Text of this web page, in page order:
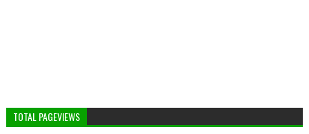
TOTAL PAGEVIEWS